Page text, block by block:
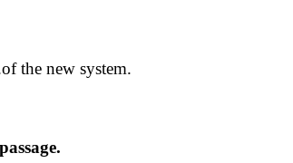
the new system.